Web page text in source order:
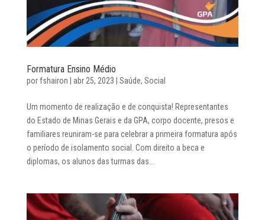
Formatura Ensino Médio
por fshairon abr 25, 2023 Saúde, Social
Um momento de realização e de conquista! Representantes
do Estado de Minas Gerais e da GPA, corpo docente, presos e
familiares reuniram-se para celebrar a primeira formatura após
o período de isolamento social. Com direito a beca e
diplomas, os alunos das turmas das...